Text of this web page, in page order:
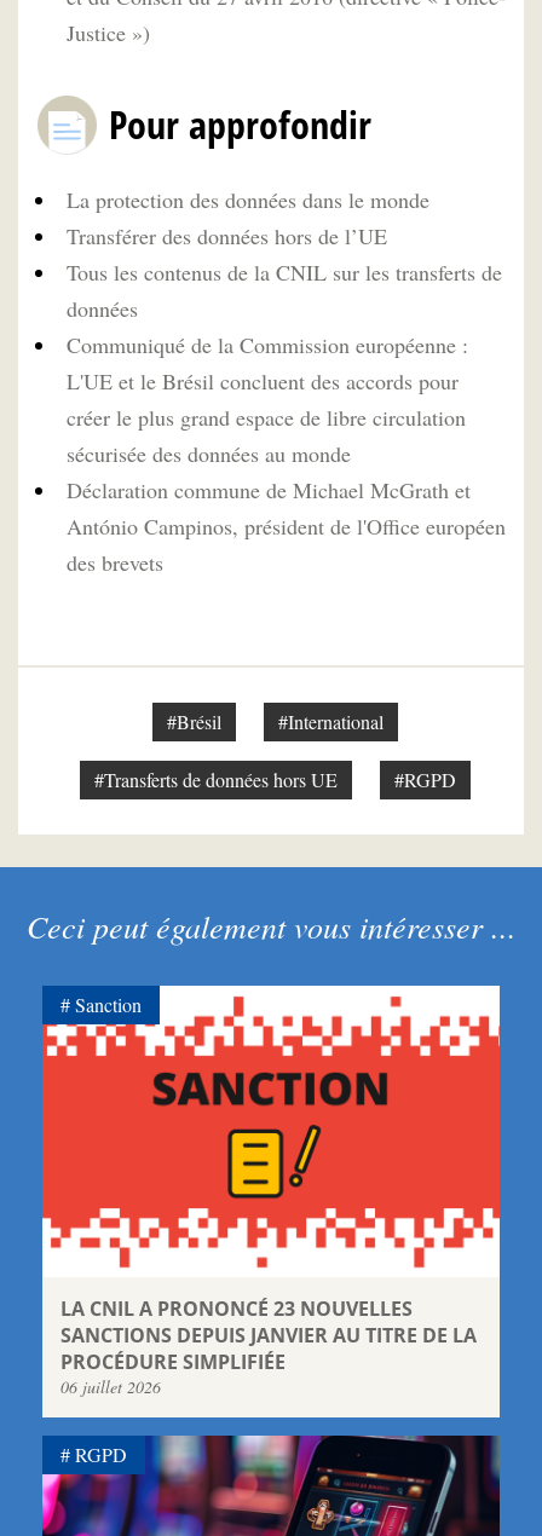
Justice »)
Pour approfondir
La protection des données dans le monde
Transférer des données hors de l’UE
Tous les contenus de la CNIL sur les transferts de
données
Communiqué de la Commission européenne :
L'UE et le Brésil concluent des accords pour
créer le plus grand espace de libre circulation
sécurisée des données au monde
Déclaration commune de Michael McGrath et
António Campinos, président de l'Office européen
des brevets
#Brésil #International
#Transferts de données hors UE #RGPD
Ceci peut également vous intéresser ...
LA CNIL A PRONONCÉ 23 NOUVELLES
SANCTIONS DEPUIS JANVIER AU TITRE DE LA
PROCÉDURE SIMPLIFIÉE
06 juillet 2026
Sanction
RGPD